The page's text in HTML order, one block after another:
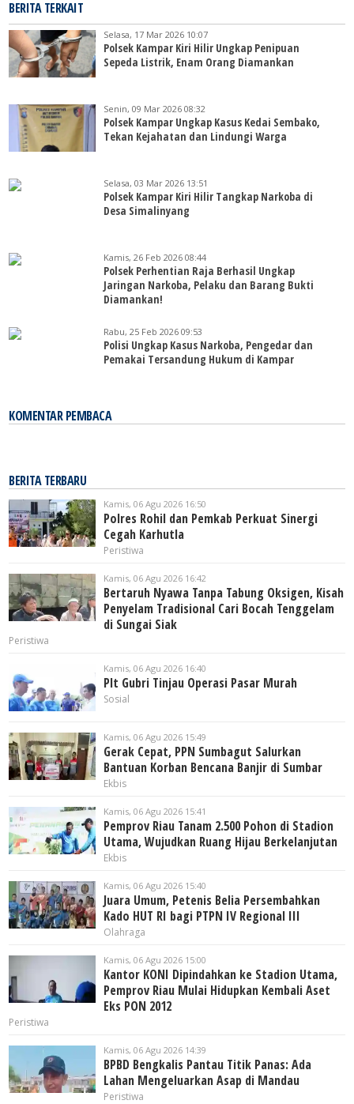
BERITA TERKAIT
Selasa, 17 Mar 2026 10:07
Polsek Kampar Kiri Hilir Ungkap Penipuan
Sepeda Listrik, Enam Orang Diamankan
Senin, 09 Mar 2026 08:32
Polsek Kampar Ungkap Kasus Kedai Sembako,
Tekan Kejahatan dan Lindungi Warga
Selasa, 03 Mar 2026 13:51
Polsek Kampar Kiri Hilir Tangkap Narkoba di
Desa Simalinyang
Kamis, 26 Feb 2026 08:44
Polsek Perhentian Raja Berhasil Ungkap
Jaringan Narkoba, Pelaku dan Barang Bukti
Diamankan!
Rabu, 25 Feb 2026 09:53
Polisi Ungkap Kasus Narkoba, Pengedar dan
Pemakai Tersandung Hukum di Kampar
KOMENTAR PEMBACA
BERITA TERBARU
Kamis, 06 Agu 2026 16:50
Polres Rohil dan Pemkab Perkuat Sinergi
Cegah Karhutla
Peristiwa
Kamis, 06 Agu 2026 16:42
Bertaruh Nyawa Tanpa Tabung Oksigen, Kisah
Penyelam Tradisional Cari Bocah Tenggelam
di Sungai Siak
Peristiwa
Kamis, 06 Agu 2026 16:40
Plt Gubri Tinjau Operasi Pasar Murah
Sosial
Kamis, 06 Agu 2026 15:49
Gerak Cepat, PPN Sumbagut Salurkan
Bantuan Korban Bencana Banjir di Sumbar
Ekbis
Kamis, 06 Agu 2026 15:41
Pemprov Riau Tanam 2.500 Pohon di Stadion
Utama, Wujudkan Ruang Hijau Berkelanjutan
Ekbis
Kamis, 06 Agu 2026 15:40
Juara Umum, Petenis Belia Persembahkan
Kado HUT RI bagi PTPN IV Regional III
Olahraga
Kamis, 06 Agu 2026 15:00
Kantor KONI Dipindahkan ke Stadion Utama,
Pemprov Riau Mulai Hidupkan Kembali Aset
Eks PON 2012
Peristiwa
Kamis, 06 Agu 2026 14:39
BPBD Bengkalis Pantau Titik Panas: Ada
Lahan Mengeluarkan Asap di Mandau
Peristiwa